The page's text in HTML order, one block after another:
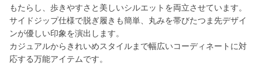
もたらし、歩きやすさと美しいシルエットを両立させています。
サイドジップ仕様で脱ぎ履きも簡単、丸みを帯びたつま先デザイ
ンが優しい印象を演出します。
カジュアルからきれいめスタイルまで幅広いコーディネートに対
応する万能アイテムです。